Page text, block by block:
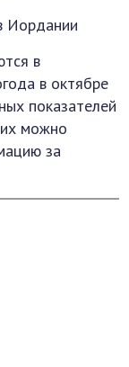
в
в октябре
показателей
можно
за